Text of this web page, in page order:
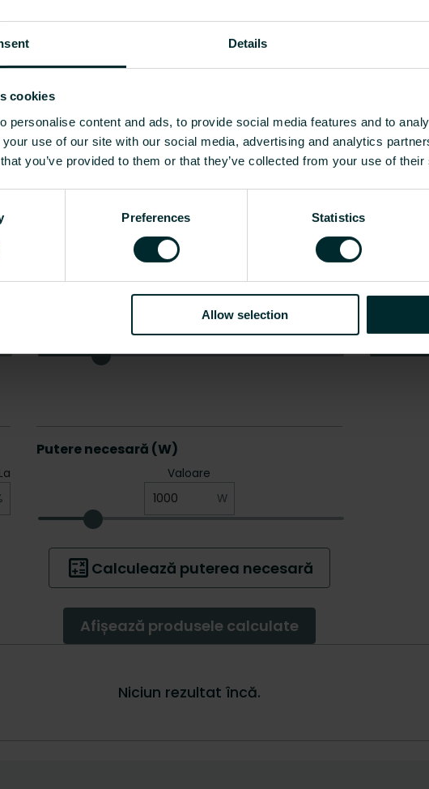
Details
cookies
personalise content and ads, to provide social media features and to
your use of our site with our social media, advertising and analytics
you’ve provided to them or that they’ve collected from your use of
Preferences Statistics
Allow selection